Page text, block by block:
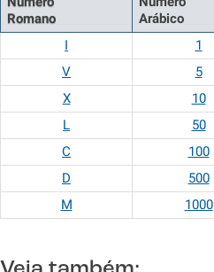
Romano
Arábico
I
1
V
5
X
10
L
50
C
100
D
500
M
1000